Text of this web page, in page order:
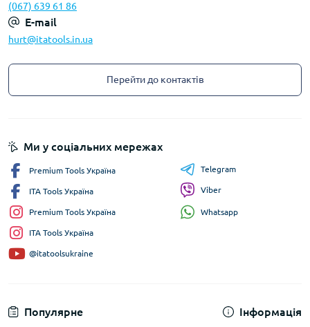
(067) 639 61 86
E-mail
hurt@itatools.in.ua
Перейти до контактів
Популярне Інформація
Ми у соціальних мережах
Premium Tools Україна
ITA Tools Україна
Premium Tools Україна
ITA Tools Україна
@itatoolsukraine
Telegram
Viber
Whatsapp